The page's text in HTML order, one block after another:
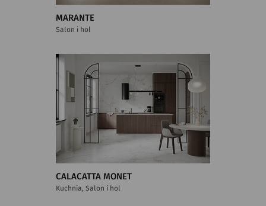
MARANTE
Salon i hol
CALACATTA MONET
Kuchnia, Salon i hol